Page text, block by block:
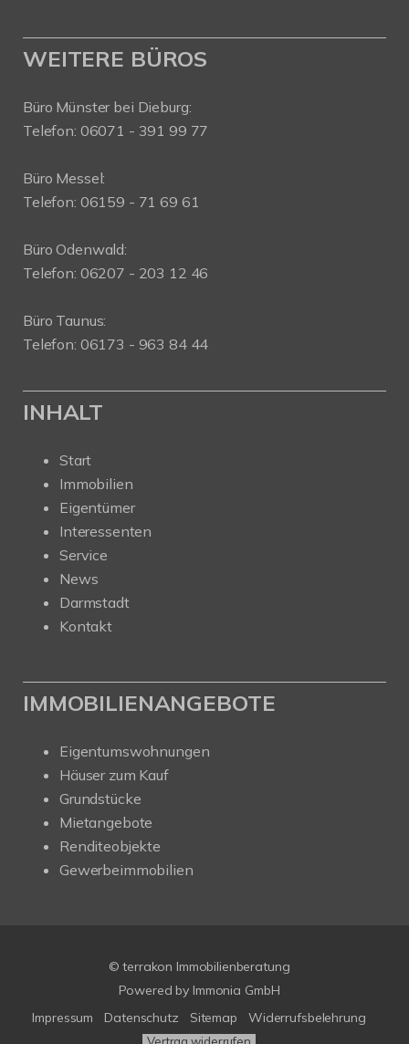
WEITERE BÜROS
Büro Münster bei Dieburg:
Telefon: 06071 - 391 99 77
Büro Messel:
Telefon: 06159 - 71 69 61
Büro Odenwald:
Telefon: 06207 - 203 12 46
Büro Taunus:
Telefon: 06173 - 963 84 44
INHALT
Start
Immobilien
Eigentümer
Interessenten
Service
News
Darmstadt
Kontakt
IMMOBILIENANGEBOTE
Eigentumswohnungen
Häuser zum Kauf
Grundstücke
Mietangebote
Renditeobjekte
Gewerbeimmobilien
© terrakon Immobilienberatung
Powered by Immonia GmbH
Impressum
Datenschutz Sitemap Widerrufsbelehrung